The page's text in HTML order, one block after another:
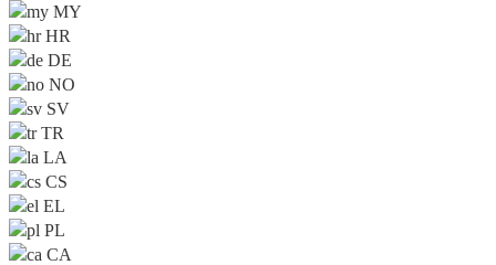
MY
HR
DE
NO
SV
TR
LA
CS
EL
PL
CA